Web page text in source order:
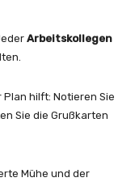
Arbeitskollegen
hilft: Notieren Sie
Sie die Grußkarten
Mühe und der